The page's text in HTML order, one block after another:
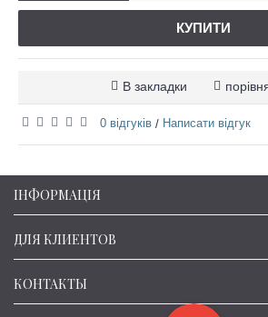
КУПИТИ
В закладки
0 відгуків / Написати відгук
ІНФОРМАЦІЯ
ДЛЯ КЛИЕНТОВ
КОНТАКТЫ